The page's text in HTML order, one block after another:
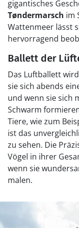
gigantisches
Tøndermarsch im
Wattenmeer lässt
hervorragend
Ballett der
Das Luftballett
sie sich abends
und wenn sie sich
Schwarm
Tiere, wie zum
ist das
zu sehen. Die
Vögel in ihrer
wenn sie
malen.